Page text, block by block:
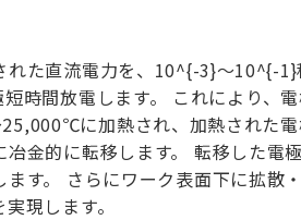
れた直流電力を、10^{-3}〜10^{-1}
時間放電します。 これにより、
に加熱され、加熱された
金的に転移します。 転移した電
す。 さらにワーク表面下に拡散
現します。